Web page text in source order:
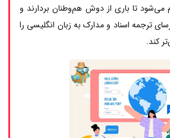
می‌شود تا باری از دوش هم‌وطنان بردارند و
ترجمه اسناد و مدارک به زبان انگلیسی را
کند.